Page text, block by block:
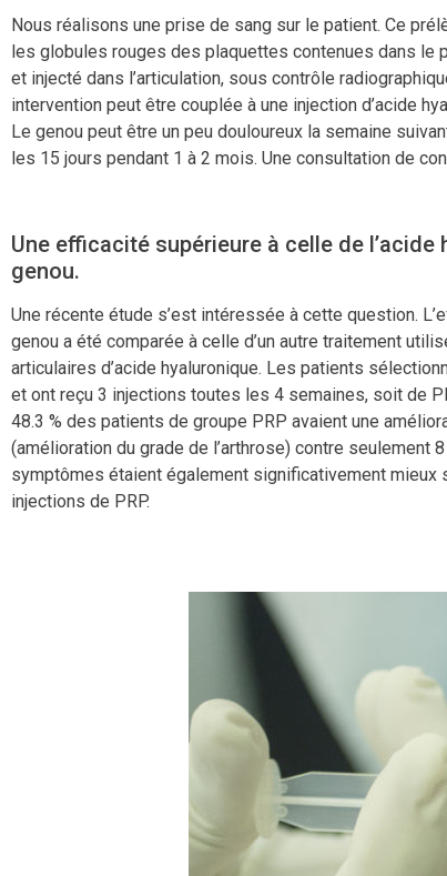
Nous réalisons une prise de sang sur le patient. Ce
les globules rouges des plaquettes contenues dans le
et injecté dans l’articulation, sous contrôle
intervention peut être couplée à une injection d’acide
Le genou peut être un peu douloureux la semaine
les 15 jours pendant 1 à 2 mois. Une consultation de
Une efficacité supérieure à celle de l’acide
genou.
Une récente étude s’est intéressée à cette question.
genou a été comparée à celle d’un autre traitement
articulaires d’acide hyaluronique. Les patients
et ont reçu 3 injections toutes les 4 semaines, soit de
48.3 % des patients de groupe PRP avaient une
(amélioration du grade de l’arthrose) contre seulement
symptômes étaient également significativement mieux
injections de PRP.